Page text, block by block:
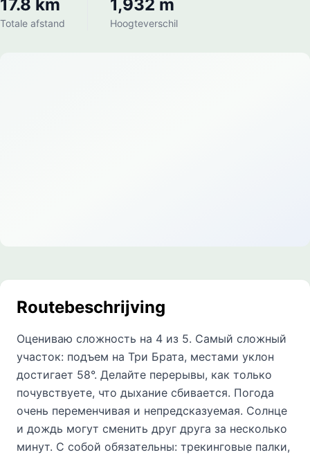
17.8 km
Totale afstand
1,932 m
Hoogteverschil
Routebeschrijving
Оцениваю сложность на 4 из 5. Самый сложный
участок: подъем на Три Брата, местами уклон
достигает 58°. Делайте перерывы, как только
почувствуете, что дыхание сбивается. Погода
очень переменчивая и непредсказуемая. Солнце
и дождь могут сменить друг друга за несколько
минут. С собой обязательны: трекинговые палки,